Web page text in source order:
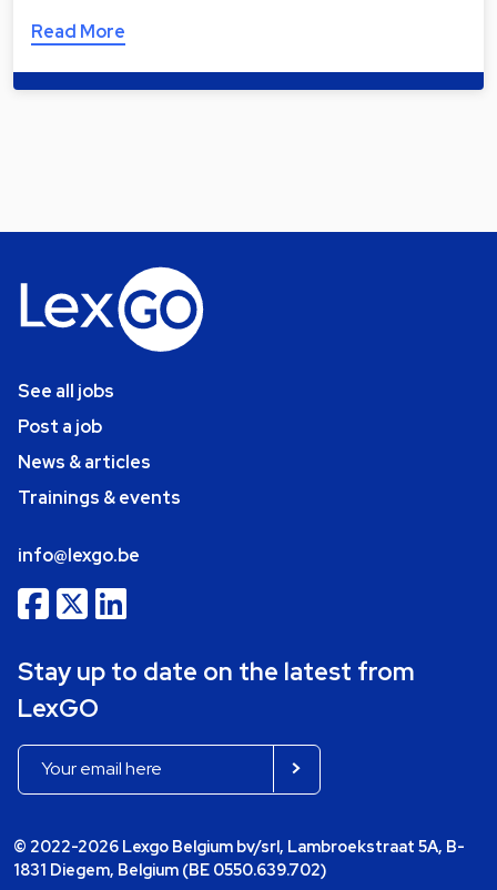
Read More
See all jobs
Post a job
News & articles
Trainings & events
info@lexgo.be
Stay up to date on the latest from
LexGO
© 2022-2026 Lexgo Belgium bv/srl, Lambroekstraat 5A, B-
1831 Diegem, Belgium (BE 0550.639.702)